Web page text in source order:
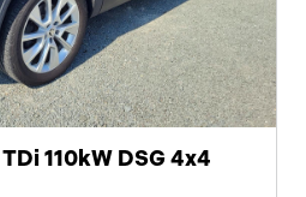
110kW DSG 4x4